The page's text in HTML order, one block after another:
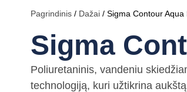
Pagrindinis / Dažai / Sigma Contour Aqua
Sigma
Poliuretaninis, vandeniu
technologiją, kuri užtikrina